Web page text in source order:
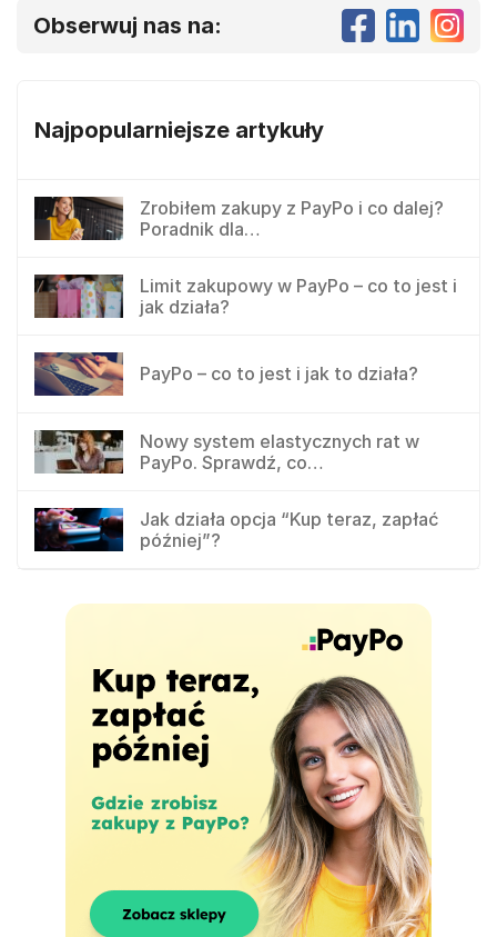
Obserwuj nas na:
Najpopularniejsze artykuły
Zrobiłem zakupy z PayPo i co dalej?
Poradnik dla…
Limit zakupowy w PayPo – co to jest i
jak działa?
PayPo – co to jest i jak to działa?
Nowy system elastycznych rat w
PayPo. Sprawdź, co…
Jak działa opcja “Kup teraz, zapłać
później”?